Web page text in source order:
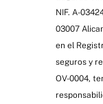
NIF. A-
03007
en el
seguros y
OV-0004,